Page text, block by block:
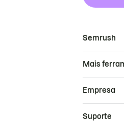
Semrush
Mais
Empresa
Suporte